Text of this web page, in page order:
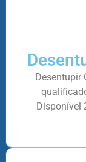
Desentupir
Disponível